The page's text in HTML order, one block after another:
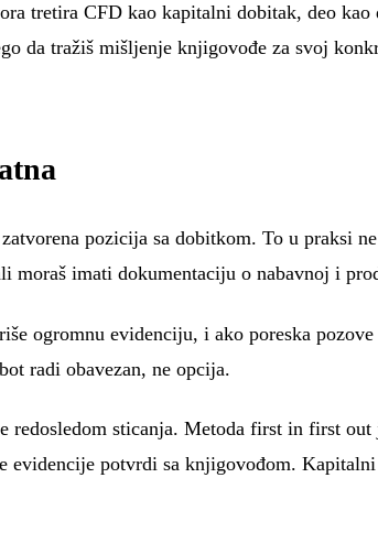
tretira CFD kao kapitalni dobitak, deo
da tražiš mišljenje knjigovođe za svoj
pozicija sa dobitkom. To u praksi
imati dokumentaciju o nabavnoj i
ogromnu evidenciju, i ako poreska
radi obavezan, ne opcija.
redosledom sticanja. Metoda first in first
potvrdi sa knjigovođom.